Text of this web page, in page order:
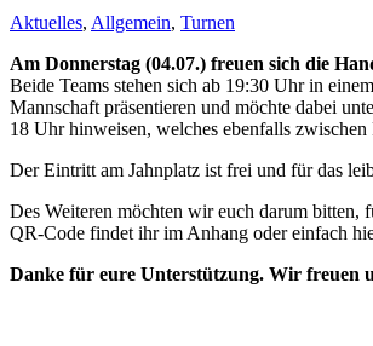
Aktuelles, Allgemein, Turnen
Am Donnerstag (04.07.) freuen sich die
Beide Teams stehen sich ab 19:30 Uhr in
Mannschaft präsentieren und möchte dabei
18 Uhr hinweisen, welches ebenfalls
Der Eintritt am Jahnplatz ist frei und für das
Des Weiteren möchten wir euch darum bitten,
QR-Code findet ihr im Anhang oder einfach
Danke für eure Unterstützung. Wir freuen